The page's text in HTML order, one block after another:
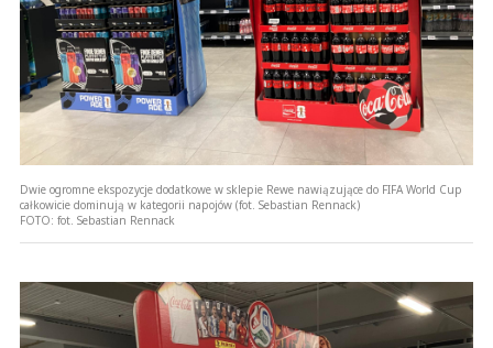
Dwie ogromne ekspozycje dodatkowe w sklepie Rewe nawiązujące do FIFA World Cup
całkowicie dominują w kategorii napojów (fot. Sebastian Rennack)
FOTO: fot. Sebastian Rennack